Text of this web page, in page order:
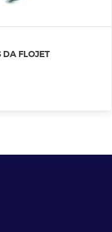
DA FLOJET